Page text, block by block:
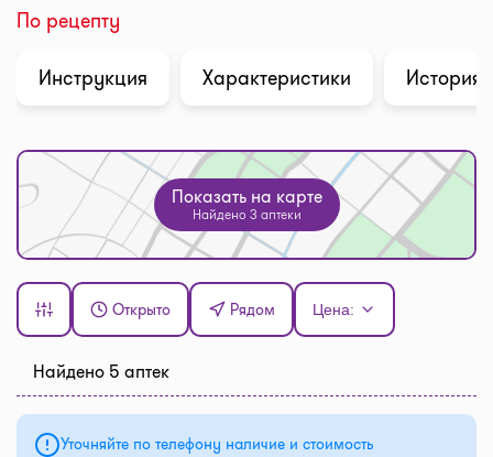
По рецепту
Инструкция
Характеристики История
Показать на карте
Найдено 3 аптеки
Открыто Рядом Цена:
Найдено 5 аптек
Уточняйте по телефону наличие и стоимость